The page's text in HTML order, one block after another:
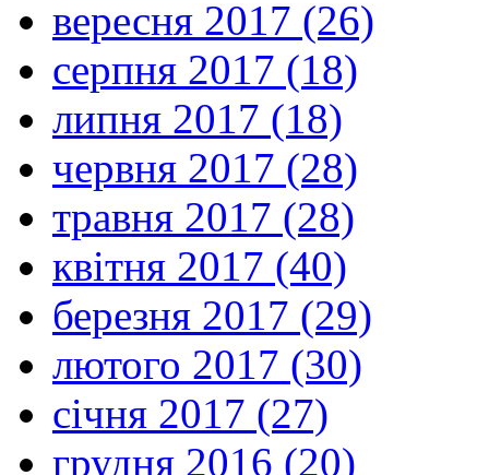
вересня 2017 (26)
серпня 2017 (18)
липня 2017 (18)
червня 2017 (28)
травня 2017 (28)
квітня 2017 (40)
березня 2017 (29)
лютого 2017 (30)
січня 2017 (27)
грудня 2016 (20)